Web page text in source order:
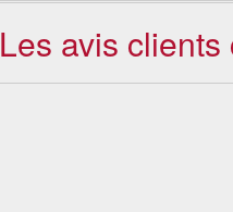
Les avis